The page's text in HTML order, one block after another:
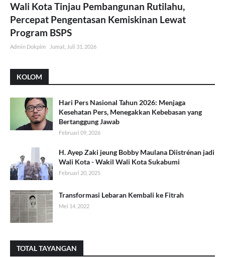
Wali Kota Tinjau Pembangunan Rutilahu,
Percepat Pengentasan Kemiskinan Lewat
Program BSPS
Admin Dokpim Jumat, Juli 31, 2026
KOLOM
Hari Pers Nasional Tahun 2026: Menjaga
Kesehatan Pers, Menegakkan Kebebasan yang
Bertanggung Jawab
Februari 09, 2026
H. Ayep Zaki jeung Bobby Maulana Diistrénan jadi
Wali Kota - Wakil Wali Kota Sukabumi
Februari 20, 2025
Transformasi Lebaran Kembali ke Fitrah
Mei 14, 2022
TOTAL TAYANGAN